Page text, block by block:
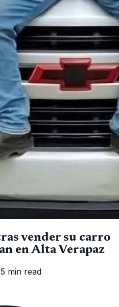
vender su carro
en Alta Verapaz
5 min read